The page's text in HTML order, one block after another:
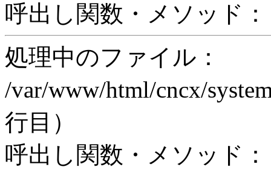
呼出し関数・メソッド：
処理中のファイル：
/var/www/html/cncx/
行目）
呼出し関数・メソッド：